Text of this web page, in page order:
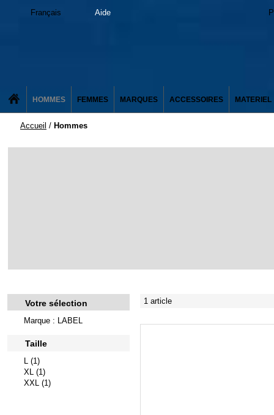
Français Aide
HOMMES FEMMES MARQUES ACCESSOIRES MATERIEL
Accueil / Hommes
Votre sélection
Marque : LABEL
Taille
L (1)
XL (1)
XXL (1)
1 article